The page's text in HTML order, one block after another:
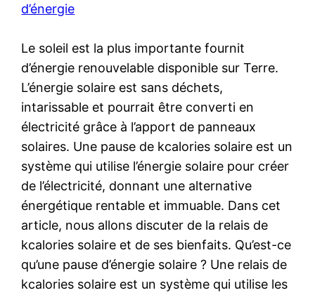
d’énergie
Le soleil est la plus importante fournit
d’énergie renouvelable disponible sur Terre.
L’énergie solaire est sans déchets,
intarissable et pourrait être converti en
électricité grâce à l’apport de panneaux
solaires. Une pause de kcalories solaire est un
système qui utilise l’énergie solaire pour créer
de l’électricité, donnant une alternative
énergétique rentable et immuable. Dans cet
article, nous allons discuter de la relais de
kcalories solaire et de ses bienfaits. Qu’est-ce
qu’une pause d’énergie solaire ? Une relais de
kcalories solaire est un système qui utilise les